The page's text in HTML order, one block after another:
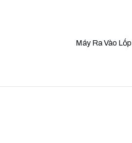
Máy Ra Vào Lốp